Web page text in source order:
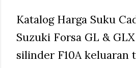
Katalog Harga Suku
Suzuki Forsa GL &
silinder F10A keluaran